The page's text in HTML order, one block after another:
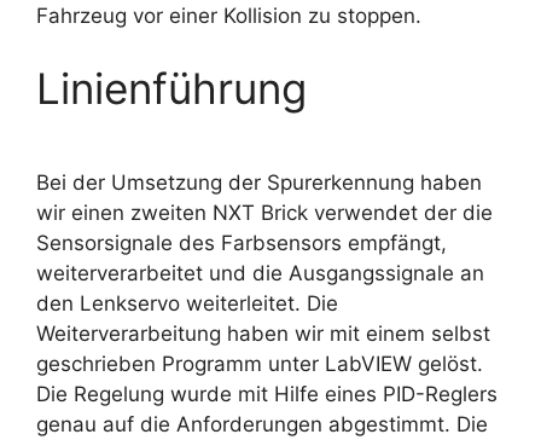
Fahrzeug vor einer Kollision zu stoppen.
Linienführung
Bei der Umsetzung der Spurerkennung haben
wir einen zweiten NXT Brick verwendet der die
Sensorsignale des Farbsensors empfängt,
weiterverarbeitet und die Ausgangssignale an
den Lenkservo weiterleitet. Die
Weiterverarbeitung haben wir mit einem selbst
geschrieben Programm unter LabVIEW gelöst.
Die Regelung wurde mit Hilfe eines PID-Reglers
genau auf die Anforderungen abgestimmt. Die